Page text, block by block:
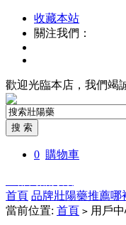
收藏本站
關注我們：
歡迎光臨本店，我們竭
0 購物車
首頁 品牌壯陽藥推薦哪
當前位置: 首頁 > 用戶